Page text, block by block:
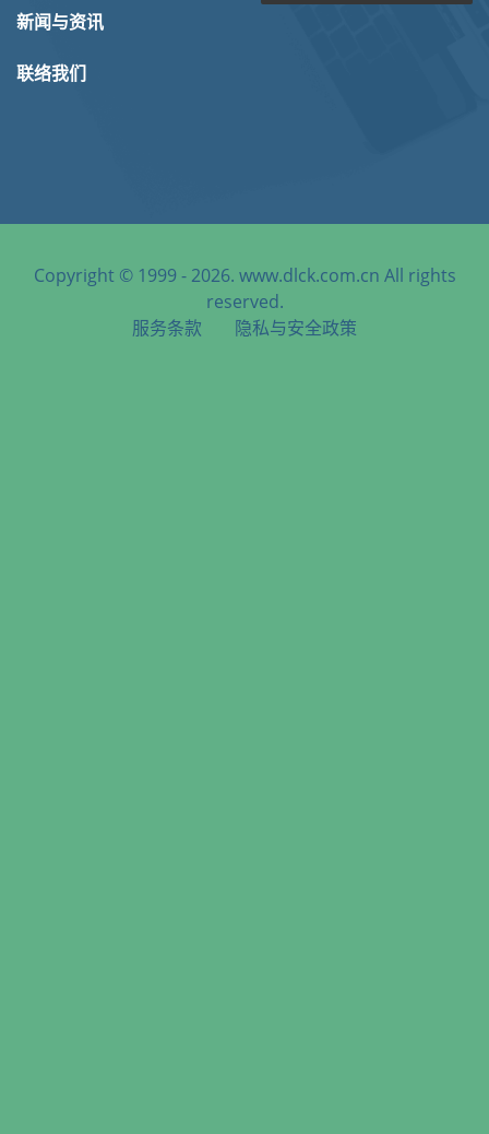
新闻与资讯
联络我们
Copyright © 1999 - 2026. www.dlck.com.cn All rights
reserved.
服务条款
隐私与安全政策